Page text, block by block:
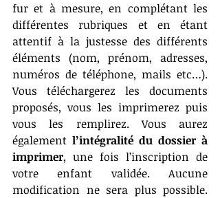
fur et à mesure, en complétant les
différentes rubriques et en étant
attentif à la justesse des différents
éléments (nom, prénom, adresses,
numéros de téléphone, mails etc…).
Vous téléchargerez les documents
proposés, vous les imprimerez puis
vous les remplirez. Vous aurez
également l’intégralité du dossier à
imprimer, une fois l’inscription de
votre enfant validée. Aucune
modification ne sera plus possible.